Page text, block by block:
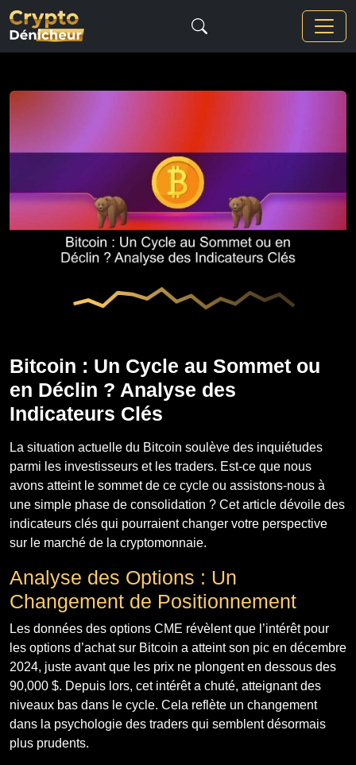
Bitcoin : Un Cycle au Sommet ou
en Déclin ? Analyse des
Indicateurs Clés
La situation actuelle du Bitcoin soulève des inquiétudes
parmi les investisseurs et les traders. Est-ce que nous
avons atteint le sommet de ce cycle ou assistons-nous à
une simple phase de consolidation ? Cet article dévoile des
indicateurs clés qui pourraient changer votre perspective
sur le marché de la cryptomonnaie.
Analyse des Options : Un
Changement de Positionnement
Les données des options CME révèlent que l’intérêt pour
les options d’achat sur Bitcoin a atteint son pic en décembre
2024, juste avant que les prix ne plongent en dessous des
90,000 $. Depuis lors, cet intérêt a chuté, atteignant des
niveaux bas dans le cycle. Cela reflète un changement
dans la psychologie des traders qui semblent désormais
plus prudents.